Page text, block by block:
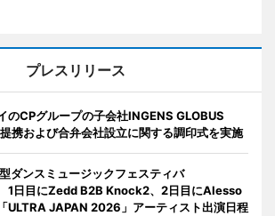
プレスリリース
のCPグループの子会社INGENS GLOBUS
携および合弁会社設立に関する調印式を実施
ダンスミュージックフェスティバ
B2B Knock2、2日目にAlesso
JAPAN 2026」アーティスト出演日程